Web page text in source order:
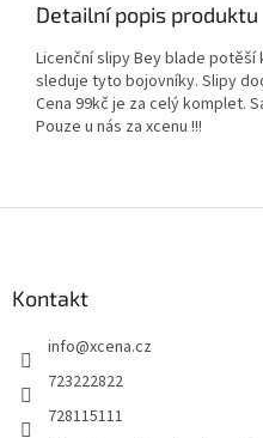
Detailní popis produktu
Licenční slipy Bey blade
sleduje tyto bojovníky. Slipy
Cena 99kč je za celý komplet.
Pouze u nás za xcenu !!!
Kontakt
info@xcena.cz
723222822
728115111